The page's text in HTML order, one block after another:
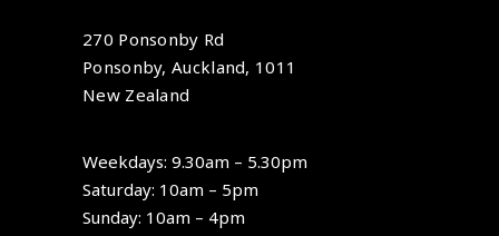
270 Ponsonby Rd
Ponsonby, Auckland, 1011
New Zealand
Weekdays: 9.30am – 5.30pm
Saturday: 10am – 5pm
Sunday: 10am – 4pm